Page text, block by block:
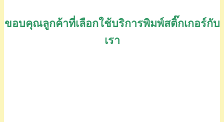
ขอบคุณลูกค้าที่เลือกใช้บริการพิมพ์สติ๊กเกอร์กับ
เรา